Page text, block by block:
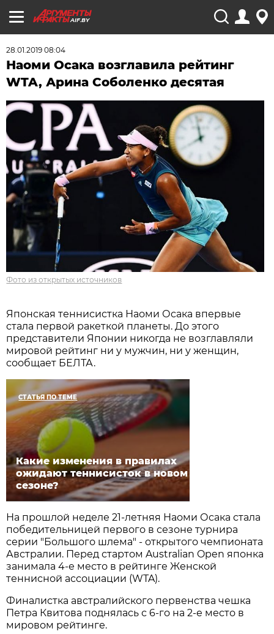
AIF.BY
28.01.2019 08:04
Наоми Осака возглавила рейтинг
WTA, Арина Соболенко десятая
Фото из открытых источников
Японская теннисистка Наоми Осака впервые
стала первой ракеткой планеты. До этого
представители Японии никогда не возглавляли
мировой рейтинг ни у мужчин, ни у женщин,
сообщает БЕЛТА.
СТАТЬЯ ПО ТЕМЕ
Какие изменения в правилах
ожидают теннисисток в новом
сезоне?
На прошлой неделе 21-летняя Наоми Осака стала
победительницей первого в сезоне турнира
серии "Большого шлема" - открытого чемпионата
Австралии. Перед стартом Australian Open японка
занимала 4-е место в рейтинге Женской
теннисной ассоциации (WTA).
Финалистка австралийского первенства чешка
Петра Квитова поднялась с 6-го на 2-е место в
мировом рейтинге.